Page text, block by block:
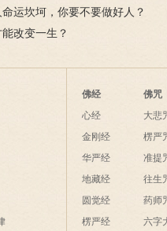
运坎坷，你要不要做好人？
改变一生？
佛经
心经
金刚经
华严经
地藏经
圆觉经
楞严经
佛咒
大悲
楞严
准提
往生
药师
六字